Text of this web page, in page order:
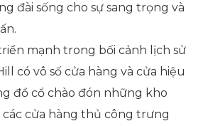
đài sống cho sự sang trọng và
mạnh trong bối cảnh lịch sử
có vô số cửa hàng và cửa hiệu
đồ cổ chào đón những kho
các cửa hàng thủ công trưng